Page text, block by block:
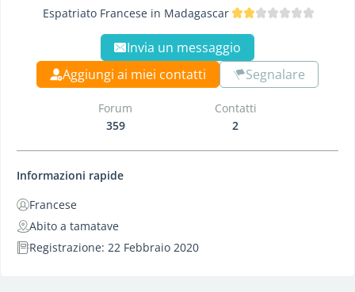
Espatriato Francese in Madagascar
Invia un messaggio
Aggiungi ai miei contatti
Segnalare
Forum
359
Contatti
2
Informazioni rapide
Francese
Abito a tamatave
Registrazione: 22 Febbraio 2020